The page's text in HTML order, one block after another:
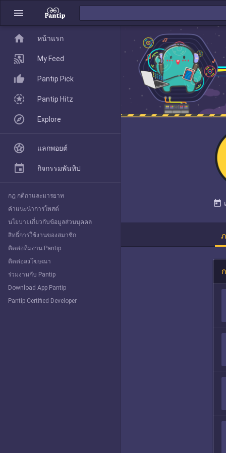
menu
today
home
Pantip Pick
Explore
home หน้าแรก
My Feed
Pantip Pick
Pantip Hitz
Explore
แลกพอยต์
กิจกรรมพันทิป
กฎ กติกาและมารยาท
คำแนะนำการโพสต์
นโยบายเกี่ยวกับข้อมูลส่วนบุคคล
สิทธิ์การใช้งานของสมาชิก
ติดต่อทีมงาน Pantip
ติดต่อลงโฆษณา
ร่วมงานกับ Pantip
Download App Pantip
Pantip Certified Developer